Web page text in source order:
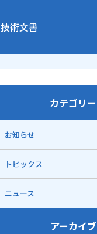
技術文書
カテゴリー
お知らせ
トピックス
ニュース
アーカイブ